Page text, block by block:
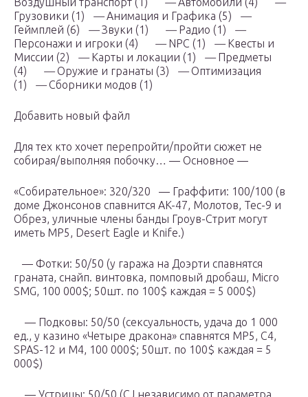
Грузовики (1) —Анимация и Графика (5) —
Геймплей (6) —Звуки (1) — Радио (1) —
Персонажи и игроки (4) — NPC (1) — Квесты и
Миссии (2) — Карты и локации (1) — Предметы
(4) — Оружие и гранаты (3) — Оптимизация
(1) — Сборники модов (1)
Добавить новый файл
Для тех кто хочет перепройти/пройти сюжет не
собирая/выполняя побочку… — Основное —
«Собирательное»: 320/320 — Граффити: 100/100 (в
доме Джонсонов спавнится AK-47, Молотов, Tec-9 и
Обрез, уличные члены банды Гроув-Стрит могут
иметь MP5, Desert Eagle и Knife.)
— Фотки: 50/50 (у гаража на Доэрти спавнятся
граната, снайп. винтовка, помповый дробаш, Micro
SMG, 100 000$; 50шт. по 100$ каждая = 5 000$)
— Подковы: 50/50 (сексуальность, удача до 1 000
ед., у казино «Четыре дракона» спавнятся MP5, C4,
SPAS-12 и M4, 100 000$; 50шт. по 100$ каждая = 5
000$)
— Устрицы: 50/50 (CJ независимо от параметра